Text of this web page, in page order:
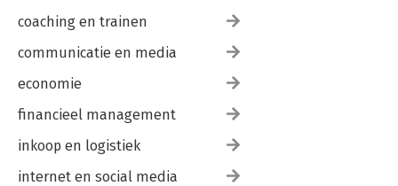
coaching en trainen
communicatie en media
economie
financieel management
inkoop en logistiek
internet en social media